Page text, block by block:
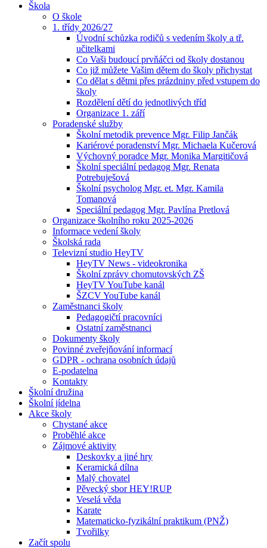
Škola
O škole
1. třídy 2026/27
Úvodní schůzka rodičů s vedením školy a tř.
učitelkami
Co Vaši budoucí prvňáčci od školy dostanou
Co již můžete Vašim dětem do školy přichystat
Co dělat s dětmi přes prázdniny před vstupem do
školy
Rozdělení dětí do jednotlivých tříd
Organizace 1. září
Poradenské služby
Školní metodik prevence Mgr. Filip Jančák
Kariérové poradenství Mgr. Michaela Kučerová
Výchovný poradce Mgr. Monika Margitičová
Školní speciální pedagog Mgr. Renata
Potrebuješová
Školní psycholog Mgr. et. Mgr. Kamila
Tomanová
Speciální pedagog Mgr. Pavlína Pretlová
Organizace školního roku 2025-2026
Informace vedení školy
Školská rada
Televizní studio HeyTV
HeyTV News - videokronika
Školní zprávy chomutovských ZŠ
HeyTV YouTube kanál
ŠZCV YouTube kanál
Zaměstnanci školy
Pedagogičtí pracovníci
Ostatní zaměstnanci
Dokumenty školy
Povinné zveřejňování informací
GDPR - ochrana osobních údajů
E-podatelna
Kontakty
Školní družina
Školní jídelna
Akce školy
Chystané akce
Proběhlé akce
Zájmové aktivity
Deskovky a jiné hry
Keramická dílna
Malý chovatel
Pěvecký sbor HEY!RUP
Veselá věda
Karate
Matematicko-fyzikální praktikum (PNŽ)
Tvořilky
Začít spolu